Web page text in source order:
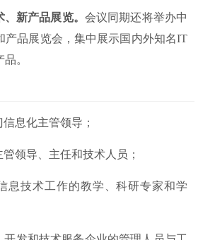
新产品展览。 会议同期还将举办中
产品展览会，集中展示国内外知名IT
。
息化主管领导；
领导、主任和技术人员；
息技术工作的教学、科研专家和学